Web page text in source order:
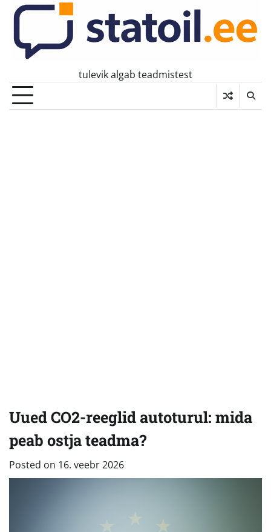
Skip
content
tulevik algab teadmistest
Uued CO2-reeglid autoturul: mida
peab ostja teadma?
Posted on 16. veebr 2026